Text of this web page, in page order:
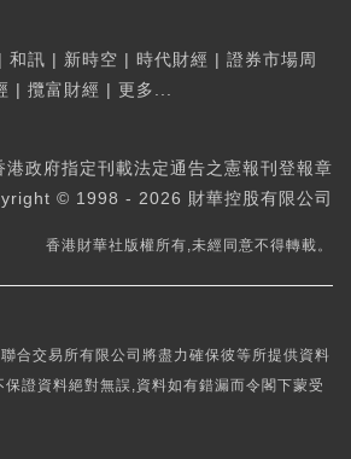
| 和訊 | 新時空 | 時代財經 | 證券市場周
| 攬富財經 | 更多...
港政府指定刊載法定通告之憲報刊登報章
© 1998 - 2026 財華控股有限公司
香港財華社版權所有,未經同意不得轉載。
合交易所有限公司將盡力確保彼等所提供資料
證資料絕對無誤,資料如有錯漏而令閣下蒙受